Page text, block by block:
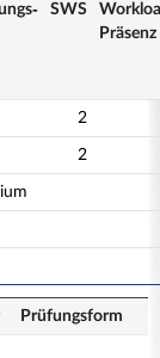
SWS
Präsenz
2
2
Prüfungsform